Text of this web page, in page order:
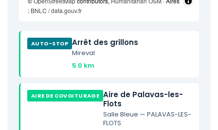
: BNLC / data.gouv.fr
AUTO-STOP Arrêt des grillons
Mireval
5.0 km
AIRE DE COVOITURAGE Aire de Palavas-les-
Flots
Salle Bleue — PALAVAS-LES-
FLOTS